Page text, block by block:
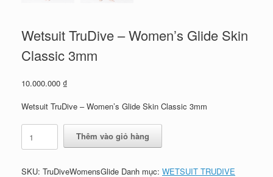
Wetsuit TruDive – Women’s Glide Skin
Classic 3mm
10.000.000 ₫
Wetsuit TruDive – Women’s Glide Skin Classic 3mm
Wetsuit
TruDive
-
Thêm vào giỏ hàng
SKU: TruDiveWomensGlide Danh mục: WETSUIT TRUDIVE